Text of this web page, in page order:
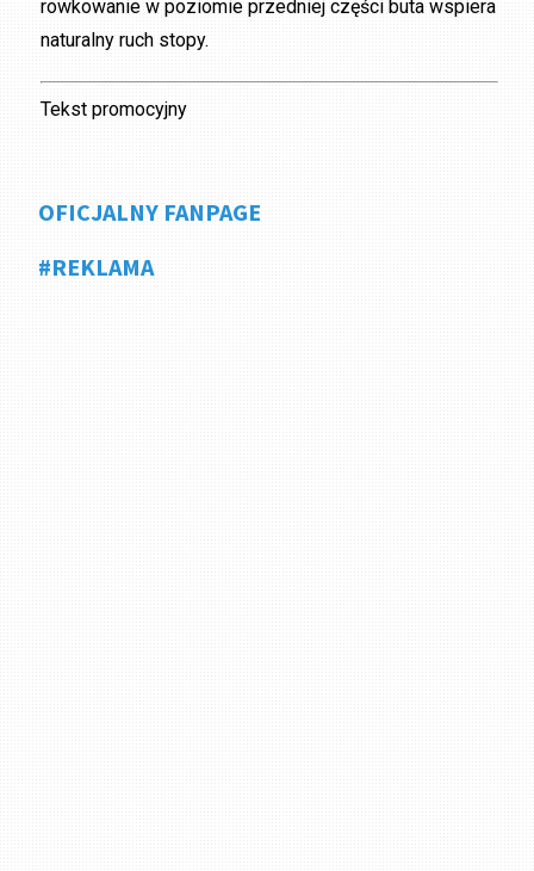
rowkowanie w poziomie przedniej części buta wspiera
naturalny ruch stopy.
Tekst promocyjny
OFICJALNY FANPAGE
#REKLAMA